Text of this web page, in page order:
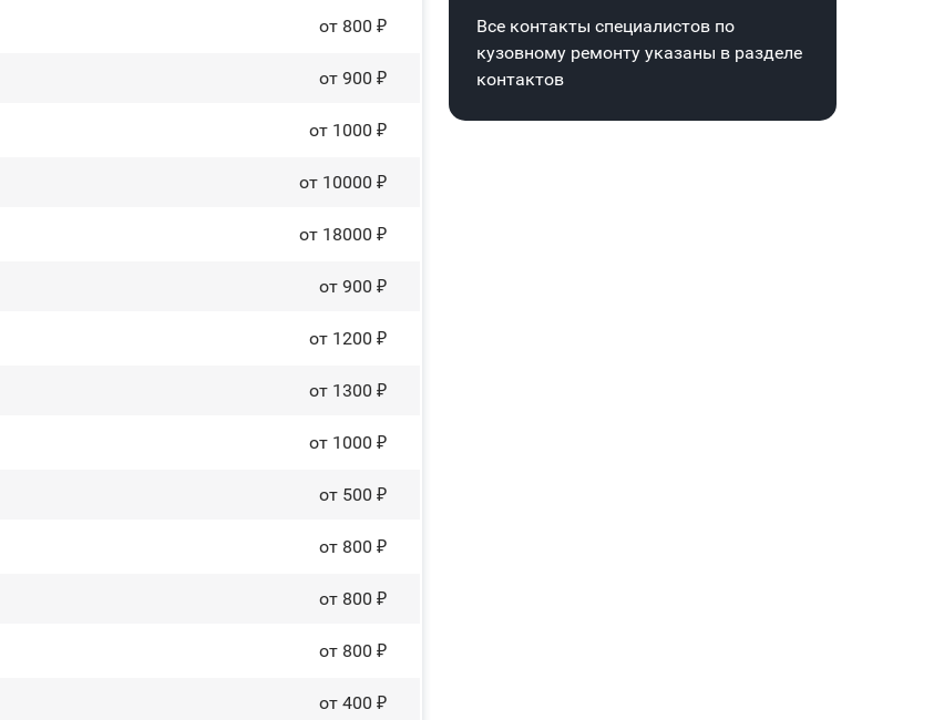
от 800 ₽
от 900 ₽
от 1000 ₽
от 10000 ₽
от 18000 ₽
от 900 ₽
от 1200 ₽
от 1300 ₽
от 1000 ₽
от 500 ₽
от 800 ₽
от 800 ₽
от 800 ₽
от 400 ₽
Все контакты специалистов по
кузовному ремонту указаны в разделе
контактов